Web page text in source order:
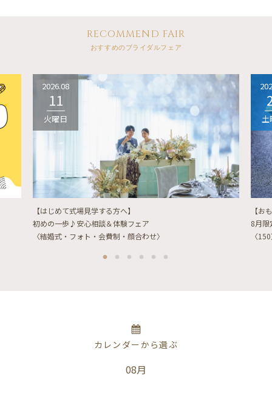
RECOMMEND FAIR
おすすめのブライダルフェア
2026.08
11
火曜日
【はじめて式場見学する方へ】
初めの一歩♪安心相談＆体験フェア
〈結婚式・フォト・会費制・顔合わせ〉
土
【お
8月限
〈
カレンダーから選ぶ
08月